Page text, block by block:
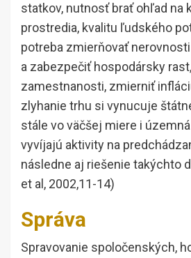
statkov, nutnosť brať ohľad na
prostredia, kvalitu ľudského
potreba zmierňovať
a zabezpečiť hospodársky
zamestnanosti, zmierniť
zlyhanie trhu si vynucuje
stále vo väčšej miere i
vyvíjajú aktivity na
následne aj riešenie takýchto
et al, 2002,11-14)
Správa
Spravovanie spoločenských,